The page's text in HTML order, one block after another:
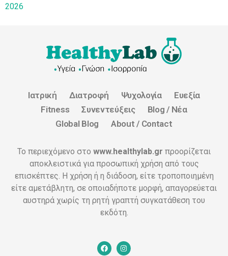
2026
Ιατρική Διατροφή Ψυχολογία
Ευεξία
Fitness
Συνεντεύξεις
Blog / Νέα
Global Blog
About / Contact
Το περιεχόμενο στο www.healthylab.gr προορίζεται
αποκλειστικά για προσωπική χρήση από τους
επισκέπτες. Η χρήση ή η διάδοση, είτε τροποποιημένη
είτε αμετάβλητη, σε οποιαδήποτε μορφή, απαγορεύεται
αυστηρά χωρίς τη ρητή γραπτή συγκατάθεση του
εκδότη.